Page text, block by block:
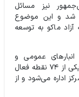
نیز مسائل
شد و این موضوع
ماکو به توسعه
عمومی و
خدمات گمرکی اظهار کرد: شرکت بازرگان یکی از ۷۴ نقطه فعال
اداره می‌شود و از